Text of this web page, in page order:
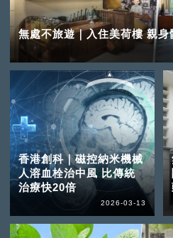
無處不旅遊｜入住美荷樓 親
香港創科｜磁控納米機械
人溶血栓治中風 比傳統
治療快20倍
2026-03-13